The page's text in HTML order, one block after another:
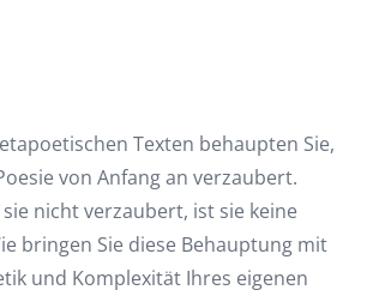
Texten behaupten Sie,
von Anfang an verzaubert.
nicht verzaubert, ist sie keine
bringen Sie diese Behauptung mit
und Komplexität Ihres eigenen